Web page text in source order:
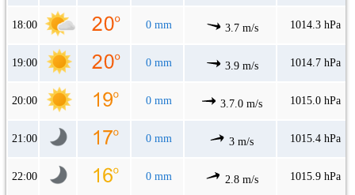
18:00 0 mm 3.7 m/s 1014.3 hPa
19:00 0 mm 3.9 m/s 1014.7 hPa
20:00 0 mm 3.7.0 m/s 1015.0 hPa
21:00 0 mm 3 m/s 1015.4 hPa
22:00 0 mm 2.8 m/s 1015.9 hPa